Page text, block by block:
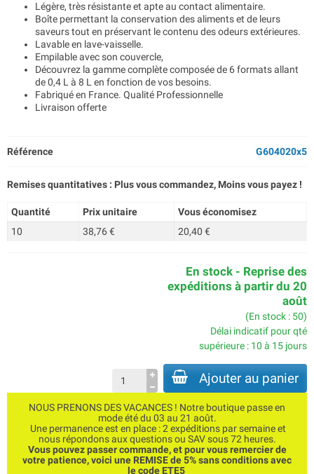
Légère, très résistante et apte au contact alimentaire.
Boîte permettant la conservation des aliments et de leurs
saveurs tout en préservant le contenu des odeurs extérieures.
Lavable en lave-vaisselle.
Empilable avec son couvercle,
Découvrez la gamme complète composée de 6 formats allant
de 0,4 L à 8 L en fonction de vos besoins.
Fabriqué en France. Qualité Professionnelle
Livraison offerte
Référence G604020x5
Remises quantitatives : Plus vous commandez, Moins vous payez !
Quantité Prix unitaire
Vous économisez
10
38,76 € 20,40 €
En stock - Reprise des
expéditions à partir du 20
août
(En stock : 50)
Délai indicatif pour qté
supérieure : 10 à 15 jours
Ajouter au panier
NOUS PRENONS DES VACANCES ! Notre boutique passe en
mode été du 03 au 21 août.
Une permanence est en place : 2 expéditions par semaine et
nous répondons aux questions ou SAV sous 72 heures.
Vous pouvez passer commande, et pour vous remercier de
votre patience, voici une REMISE de 5% sans conditions avec
le code ETE5